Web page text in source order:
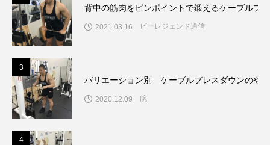
背中の筋肉をピンポイントで鍛えるケーブルプ
2021.03.16 ビーレジェンド通信
3
バリエーション別 ケーブルプレスダウンのや
2020.12.09 腕
4